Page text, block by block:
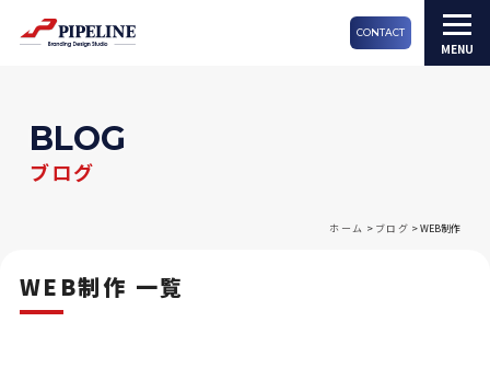
CONTACT
BLOG
ブログ
ホーム > ブログ >WEB制作
WEB制作 一覧